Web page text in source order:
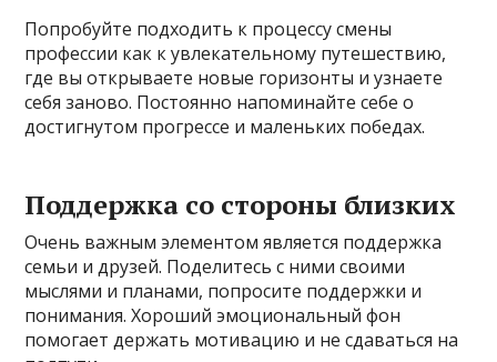
Попробуйте подходить к процессу смены
профессии как к увлекательному путешествию,
где вы открываете новые горизонты и узнаете
себя заново. Постоянно напоминайте себе о
достигнутом прогрессе и маленьких победах.
Поддержка со стороны близких
Очень важным элементом является поддержка
семьи и друзей. Поделитесь с ними своими
мыслями и планами, попросите поддержки и
понимания. Хороший эмоциональный фон
помогает держать мотивацию и не сдаваться на